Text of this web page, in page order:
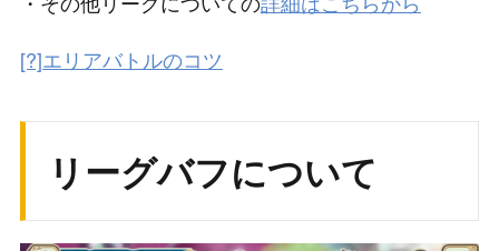
[?]エリアバトルのコツ
リーグバフについて